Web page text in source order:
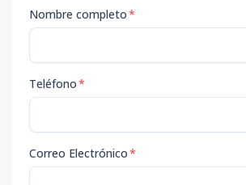
Nombre completo*
Teléfono*
Correo Electrónico*